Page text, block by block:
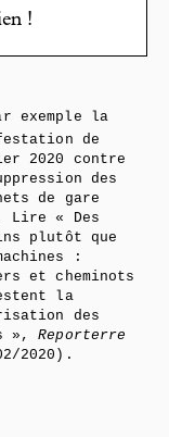
!
exemple la
de
2020 contre
des
de gare
Lire « Des
plutôt que
:
et cheminots
la
des
»,Reporterre
2020).